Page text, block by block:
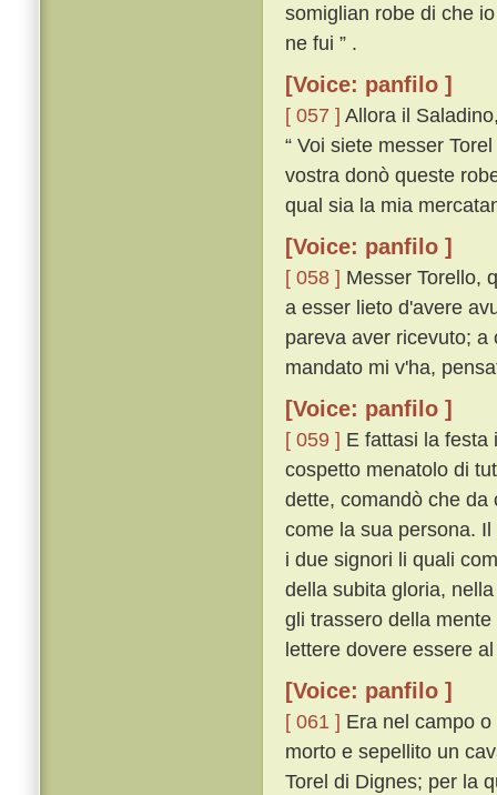
somiglian robe di che
ne fui ” .
[Voice: panfilo ]
[ 057 ] Allora il
“ Voi siete messer
vostra donò queste
qual sia la mia
[Voice: panfilo ]
[ 058 ] Messer Torello,
a esser lieto d'avere
pareva aver ricevuto; a
mandato mi v'ha,
[Voice: panfilo ]
[ 059 ] E fattasi la festa
cospetto menatolo di
dette, comandò che
come la sua persona.
i due signori li quali
della subita gloria,
gli trassero della
lettere dovere essere
[Voice: panfilo ]
[ 061 ] Era nel campo
morto e sepellito un
Torel di Dignes; per la